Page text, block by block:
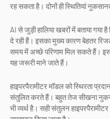
रह सकता है। दोनों ही स्थितियां
AI से जुड़ी हालिया खबरों में बताया गया
दे रही हैं। इसका मुख्य कारण बेहतर
समय में अच्छे परिणाम मिल सकते हैं।
यह जरूरी माने जाते हैं।
हाइपरपैरामीटर मॉडल को स्थिरता
संतुलित करते हैं। बहुत तेज सीखना
भी व्यर्थ है। सही संतुलन